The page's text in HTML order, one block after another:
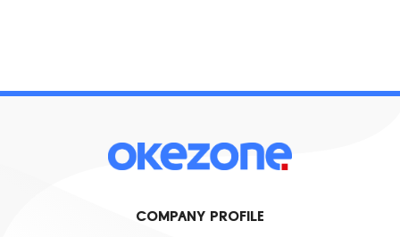
COMPANY PROFILE